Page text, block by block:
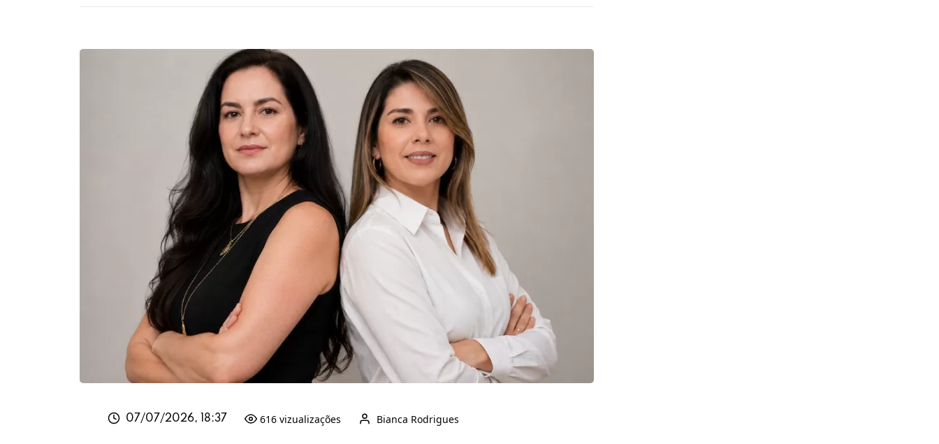
07/07/2026, 18:37 616 vizualizações Bianca Rodrigues